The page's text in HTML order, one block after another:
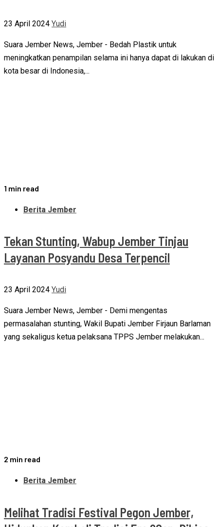
23 April 2024 Yudi
Suara Jember News, Jember - Bedah Plastik untuk
meningkatkan penampilan selama ini hanya dapat di lakukan di
kota besar di Indonesia,...
1 min read
Berita Jember
Tekan Stunting, Wabup Jember Tinjau
Layanan Posyandu Desa Terpencil
23 April 2024 Yudi
Suara Jember News, Jember - Demi mengentas
permasalahan stunting, Wakil Bupati Jember Firjaun Barlaman
yang sekaligus ketua pelaksana TPPS Jember melakukan...
2 min read
Berita Jember
Melihat Tradisi Festival Pegon Jember,